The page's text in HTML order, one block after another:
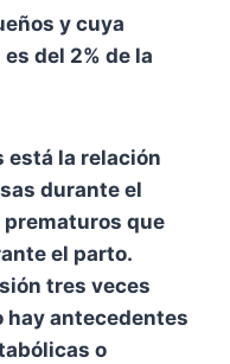
y cuya
del 2% de la
está la relación
durante el
prematuros que
el parto.
tres veces
hay antecedentes
o